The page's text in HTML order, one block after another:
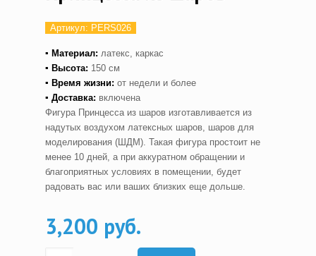
Артикул: PERS026
▪ Материал: латекс, каркас
▪ Высота: 150 см
▪ Время жизни: от недели и более
▪ Доставка: включена
Фигура Принцесса из шаров изготавливается из
надутых воздухом латексных шаров, шаров для
моделирования (ШДМ). Такая фигура простоит не
менее 10 дней, а при аккуратном обращении и
благоприятных условиях в помещении, будет
радовать вас или ваших близких еще дольше.
3,200 руб.